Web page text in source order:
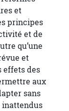
et
principes
et de
qu’une
et
effets des
aux
sans
inattendus